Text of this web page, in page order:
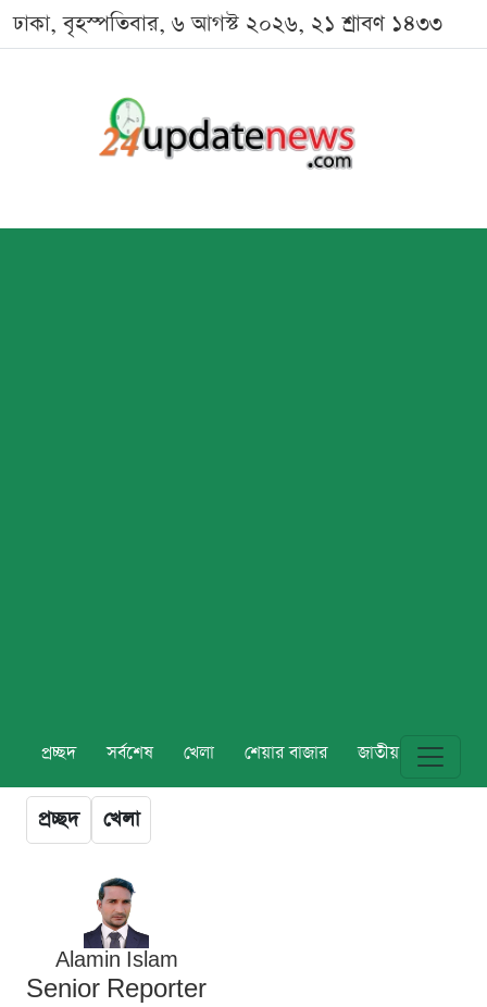
ঢাকা, বৃহস্পতিবার, ৬ আগস্ট ২০২৬, ২১ শ্রাবণ ১৪৩৩
প্রচ্ছদ সর্বশেষ খেলা শেয়ার বাজার জাতীয় বিশ্ব
প্রচ্ছদ খেলা
Alamin Islam
Senior Reporter